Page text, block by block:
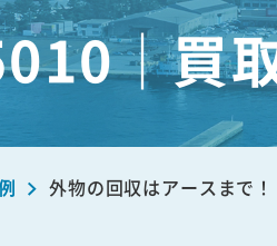
｜買
外物の回収はアースまで！